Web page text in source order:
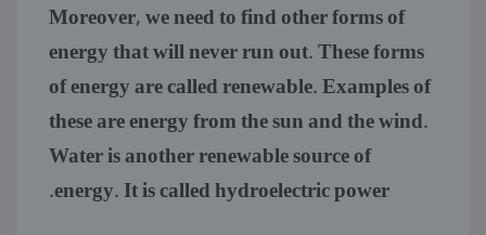
Moreover, we need to find other forms of
energy that will never run out. These forms
of energy are called renewable. Examples of
these are energy from the sun and the wind.
Water is another renewable source of
energy. It is called hydroelectric power.